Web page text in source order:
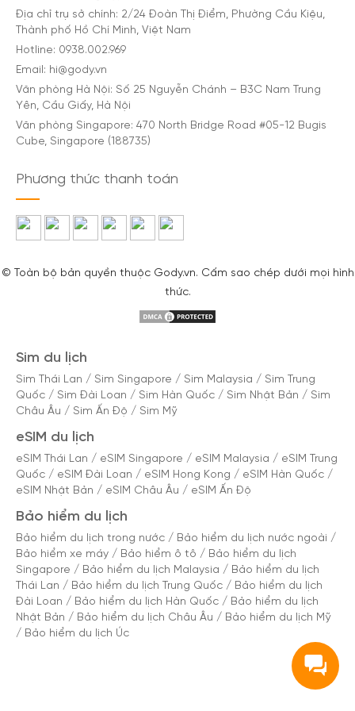
Tại sao nên dùng SIM 4G khi du lịch Italia
Khi du lịch đến Italia, việc sử dụng SIM 4G là một giải
pháp tiện lợi để duy trì kết nối internet và nghe gọi.
Dưới đây là một số thông tin về SIM du lịch 4G ở
Italia:
bản đồ, tìm kiếm thông tin du lịch và chia sẻ khoảnh
khắc đẹp với bạn bè và gia đình.
Gọi điện thoại miễn phí hoặc với chi phí thấp để liên
Sử dụng các ứng dụng di động hữu ích như bản đồ
offline, dịch thuật, đặt xe,…
Các nhà mạng tại châu Âu cung cấp dịch vụ 4G với
tốc độ cao và độ phủ sóng rộng, giúp bạn truy cập
Internet một cách ổn định và nhanh chóng.
Nhiều nhà mạng cung cấp dịch vụ khách hàng bằng
tiếng Anh và các ngôn ngữ khác, giúp bạn dễ dàng
nhận được hỗ trợ khi cần thiết.
Nhà mạng cung cấp SIM du lịch ở Italia
Có nhiều nhà mạng cung cấp SIM du lịch ở Italia, mỗi
nhà mạng có những ưu và nhược điểm riêng. Dưới
đây là một số nhà mạng phổ biến nhất:
Cộng hòa Séc - O2
: cung cấp mạng lưới phủ sóng
rộng khắp, đảm bảo kết nối ổn định cho du khách. O2
có nhiều gói cước SIM du lịch phù hợp với nhu cầu sử
Địa chỉ trụ sở chính: 2/24 Đoàn Thị Điểm, Phường Cầu Kiệu,
Thành phố Hồ Chí Minh, Việt Nam
Hotline: 0938.002.969
Email: hi@gody.vn
Văn phòng Hà Nội: Số 25 Nguyễn Chánh – B3C Nam Trung
Yên, Cầu Giấy, Hà Nội
Văn phòng Singapore: 470 North Bridge Road #05-12 Bugis
Cube, Singapore (188735)
Phương thức thanh toán
© Toàn bộ bản quyền thuộc Gody.vn. Cấm sao chép dưới mọi hình
thức.
Sim du lịch
Sim Thái Lan / Sim Singapore / Sim Malaysia / Sim Trung
Quốc / Sim Đài Loan / Sim Hàn Quốc / Sim Nhật Bản / Sim
Châu Âu / Sim Ấn Độ / Sim Mỹ
eSIM du lịch
eSIM Thái Lan / eSIM Singapore / eSIM Malaysia / eSIM Trung
Quốc / eSIM Đài Loan / eSIM Hong Kong / eSIM Hàn Quốc /
eSIM Nhật Bản / eSIM Châu Âu / eSIM Ấn Độ
Bảo hiểm du lịch
Bảo hiểm du lịch trong nước / Bảo hiểm du lịch nước ngoài /
Bảo hiểm xe máy / Bảo hiểm ô tô / Bảo hiểm du lịch
Singapore / Bảo hiểm du lịch Malaysia / Bảo hiểm du lịch
Thái Lan / Bảo hiểm du lịch Trung Quốc / Bảo hiểm du lịch
Đài Loan / Bảo hiểm du lịch Hàn Quốc / Bảo hiểm du lịch
Nhật Bản / Bảo hiểm du lịch Châu Âu / Bảo hiểm du lịch Mỹ
/ Bảo hiểm du lịch Úc